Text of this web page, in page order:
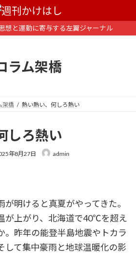
想と運動に寄与する左翼ジャーナル
ラム架橋
架橋 熱い熱い、何しろ熱い
しろ熱い
年8月27日 admin
明けると真夏がやってきた。
が上がり、北海道で40℃を超え
。昨年の能登半島地震やトカラ
して集中豪雨と地球温暖化の影